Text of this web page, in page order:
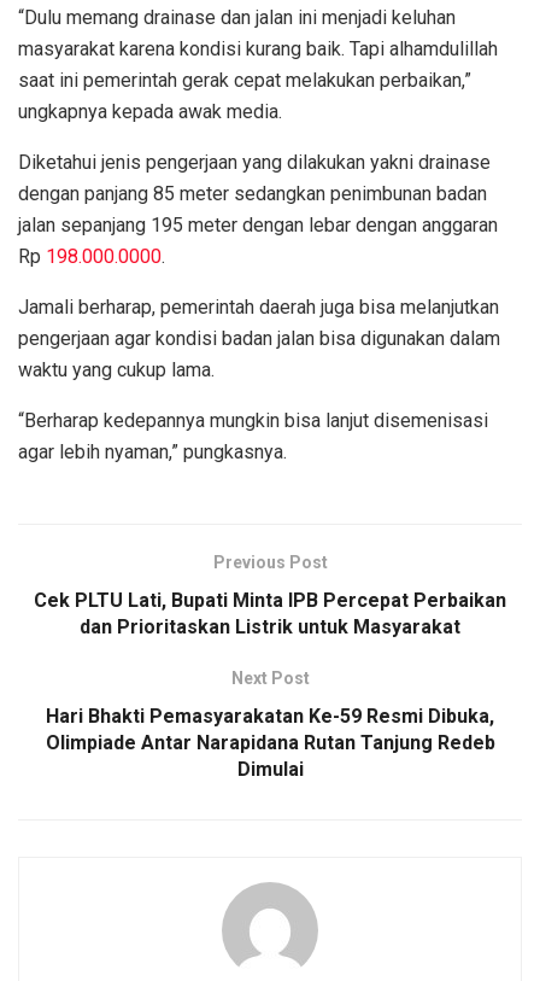
“Dulu memang drainase dan jalan ini menjadi keluhan
masyarakat karena kondisi kurang baik. Tapi alhamdulillah
saat ini pemerintah gerak cepat melakukan perbaikan,”
ungkapnya kepada awak media.
Diketahui jenis pengerjaan yang dilakukan yakni drainase
dengan panjang 85 meter sedangkan penimbunan badan
jalan sepanjang 195 meter dengan lebar dengan anggaran
Rp 198.000.0000.
Jamali berharap, pemerintah daerah juga bisa melanjutkan
pengerjaan agar kondisi badan jalan bisa digunakan dalam
waktu yang cukup lama.
“Berharap kedepannya mungkin bisa lanjut disemenisasi
agar lebih nyaman,” pungkasnya.
Previous Post
Cek PLTU Lati, Bupati Minta IPB Percepat Perbaikan
dan Prioritaskan Listrik untuk Masyarakat
Next Post
Hari Bhakti Pemasyarakatan Ke-59 Resmi Dibuka,
Olimpiade Antar Narapidana Rutan Tanjung Redeb
Dimulai